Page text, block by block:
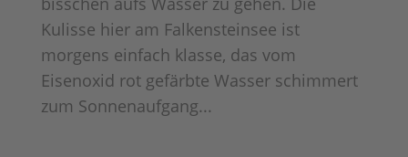
Kulisse hier am Falkensteinsee ist
morgens einfach klasse, das vom
Eisenoxid rot gefärbte Wasser schimmert
zum Sonnenaufgang...